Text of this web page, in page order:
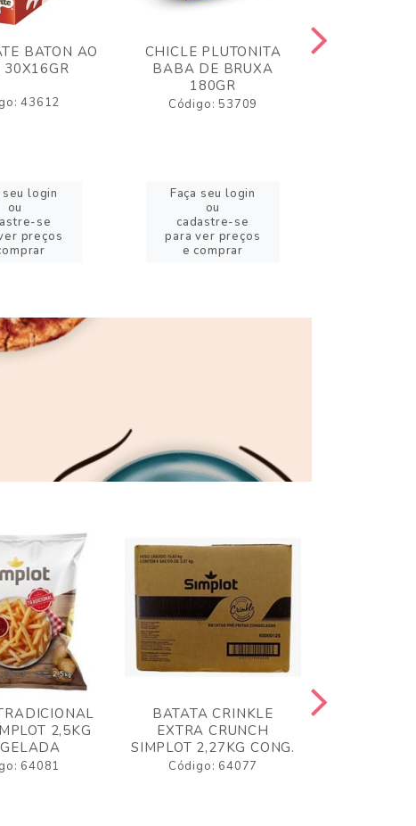
BATON AO
30X16GR
43612
seu login
ou
se
preços
CHICLE PLUTONITA
BABA DE BRUXA
180GR
Código: 53709
Faça seu login
ou
cadastre-se
para ver preços
e comprar
2,5KG
64081
BATATA CRINKLE
EXTRA CRUNCH
SIMPLOT 2,27KG CONG.
Código: 64077